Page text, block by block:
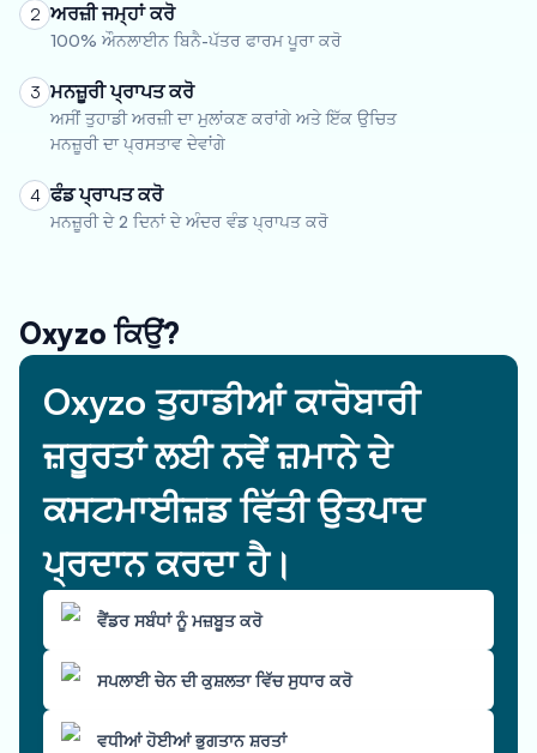
2 ਅਰਜ਼ੀ ਜਮ੍ਹਾਂ ਕਰੋ
100% ਔਨਲਾਈਨ ਬਿਨੈ-ਪੱਤਰ ਫਾਰਮ ਪੂਰਾ ਕਰੋ
3 ਮਨਜ਼ੂਰੀ ਪ੍ਰਾਪਤ ਕਰੋ
ਅਸੀਂ ਤੁਹਾਡੀ ਅਰਜ਼ੀ ਦਾ ਮੁਲਾਂਕਣ ਕਰਾਂਗੇ ਅਤੇ ਇੱਕ ਉਚਿਤ
ਮਨਜ਼ੂਰੀ ਦਾ ਪ੍ਰਸਤਾਵ ਦੇਵਾਂਗੇ
4 ਫੰਡ ਪ੍ਰਾਪਤ ਕਰੋ
ਮਨਜ਼ੂਰੀ ਦੇ 2 ਦਿਨਾਂ ਦੇ ਅੰਦਰ ਵੰਡ ਪ੍ਰਾਪਤ ਕਰੋ
Oxyzo ਕਿਉਂ?
Oxyzo ਤੁਹਾਡੀਆਂ ਕਾਰੋਬਾਰੀ
ਜ਼ਰੂਰਤਾਂ ਲਈ ਨਵੇਂ ਜ਼ਮਾਨੇ ਦੇ
ਕਸਟਮਾਈਜ਼ਡ ਵਿੱਤੀ ਉਤਪਾਦ
ਪ੍ਰਦਾਨ ਕਰਦਾ ਹੈ।
ਵੈਂਡਰ ਸਬੰਧਾਂ ਨੂੰ ਮਜ਼ਬੂਤ ਕਰੋ
ਸਪਲਾਈ ਚੇਨ ਦੀ ਕੁਸ਼ਲਤਾ ਵਿੱਚ ਸੁਧਾਰ ਕਰੋ
ਵਧੀਆਂ ਹੋਈਆਂ ਭੁਗਤਾਨ ਸ਼ਰਤਾਂ